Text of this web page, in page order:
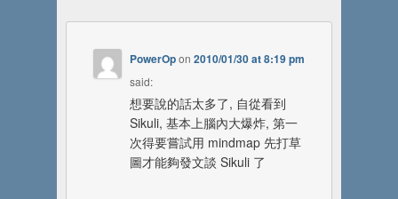
PowerOpon2010/01/30 at 8:19 pm
said:
想要說的話太多了, 自從看到
Sikuli, 基本上腦內大爆炸, 第一
次得要嘗試用 mindmap 先打草
圖才能夠發文談 Sikuli 了